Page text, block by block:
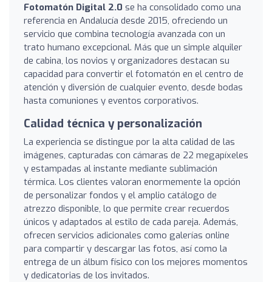
Fotomatón Digital 2.0 se ha consolidado como una
referencia en Andalucía desde 2015, ofreciendo un
servicio que combina tecnología avanzada con un
trato humano excepcional. Más que un simple alquiler
de cabina, los novios y organizadores destacan su
capacidad para convertir el fotomatón en el centro de
atención y diversión de cualquier evento, desde bodas
hasta comuniones y eventos corporativos.
Calidad técnica y personalización
La experiencia se distingue por la alta calidad de las
imágenes, capturadas con cámaras de 22 megapíxeles
y estampadas al instante mediante sublimación
térmica. Los clientes valoran enormemente la opción
de personalizar fondos y el amplio catálogo de
atrezzo disponible, lo que permite crear recuerdos
únicos y adaptados al estilo de cada pareja. Además,
ofrecen servicios adicionales como galerías online
para compartir y descargar las fotos, así como la
entrega de un álbum físico con los mejores momentos
y dedicatorias de los invitados.